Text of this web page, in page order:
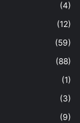
(4)
(12)
(59)
(88)
(1)
(3)
(9)